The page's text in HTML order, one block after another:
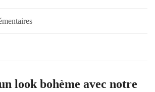
look bohème avec notre